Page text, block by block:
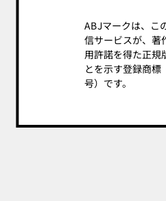
ABJマークは、こ
信サービスが、著
用許諾を得た正規
とを示す登録商標
号）です。